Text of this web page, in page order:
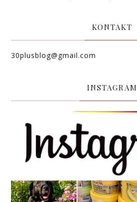
KONTAKT
30plusblog@gmail.com
INSTAGRAM